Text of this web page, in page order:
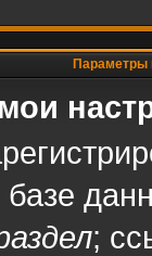
Параметры
базе
;